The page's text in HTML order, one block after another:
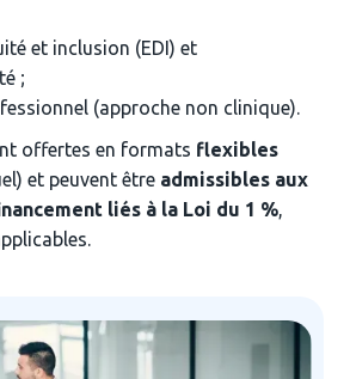
et inclusion (EDI) et
;
(approche non clinique).
offertes en formats flexibles
et peuvent être admissibles aux
liés à la Loi du 1 %